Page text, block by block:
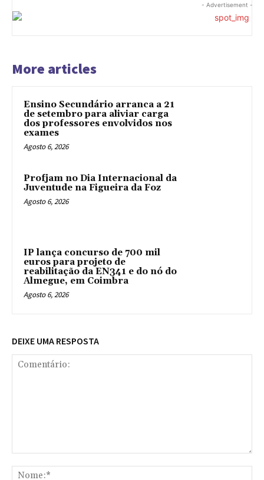
- Advertisement -
More articles
Ensino Secundário arranca a 21
de setembro para aliviar carga
dos professores envolvidos nos
exames
Agosto 6, 2026
Profjam no Dia Internacional da
Juventude na Figueira da Foz
Agosto 6, 2026
IP lança concurso de 700 mil
euros para projeto de
reabilitação da EN341 e do nó do
Almegue, em Coimbra
Agosto 6, 2026
DEIXE UMA RESPOSTA